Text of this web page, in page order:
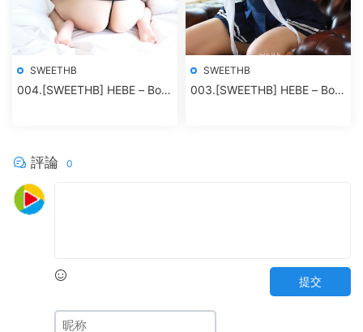
SWEETHB
004.[SWEETHB] HEBE – Bora
SWEETHB
003.[SWEETHB] HEBE – Bora
評論 0
提交